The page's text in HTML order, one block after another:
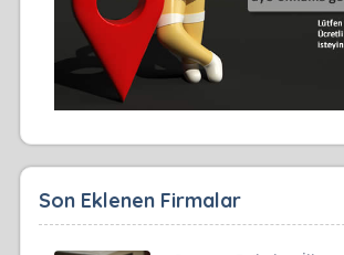
Son Eklenen Firmalar